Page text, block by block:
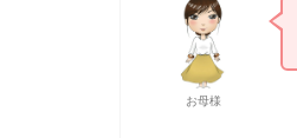
お母様